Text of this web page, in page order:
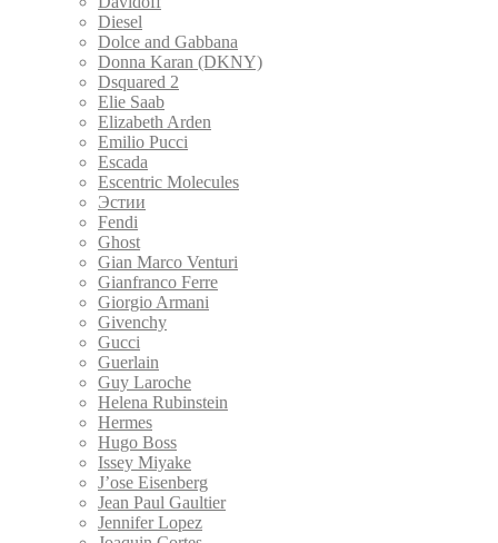
Diesel
Dolce and Gabbana
Donna Karan (DKNY)
Dsquared 2
Elie Saab
Elizabeth Arden
Emilio Pucci
Escada
Escentric Molecules
Эстии
Fendi
Ghost
Gian Marco Venturi
Gianfranco Ferre
Giorgio Armani
Givenchy
Gucci
Guerlain
Guy Laroche
Helena Rubinstein
Hermes
Hugo Boss
Issey Miyake
J’ose Eisenberg
Jean Paul Gaultier
Jennifer Lopez